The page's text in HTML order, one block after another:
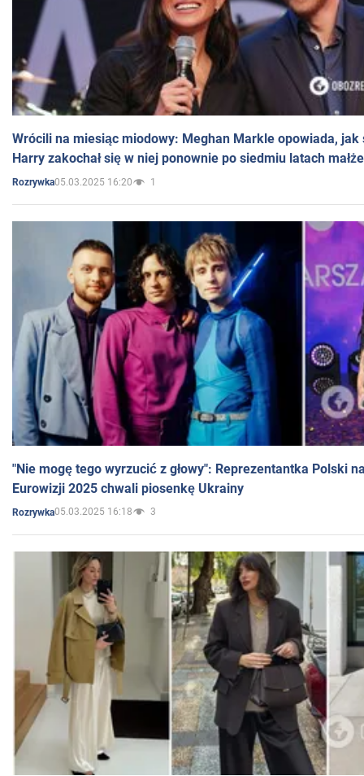
Wrócili na miesiąc miodowy: Meghan Markle opowiada, jak
Harry zakochał się w niej ponownie po siedmiu latach
Rozrywka05.03.2025 16:20 1
"Nie mogę tego wyrzucić z głowy": Reprezentantka Polski
Eurowizji 2025 chwali piosenkę Ukrainy
Rozrywka05.03.2025 16:18 3